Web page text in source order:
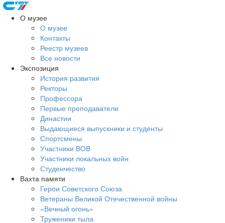
О музее
О музее
Контакты
Реестр музеев
Все новости
Экспозиция
История развития
Ректоры
Профессора
Первые преподаватели
Династии
Выдающиеся выпускники и студенты
Спортсмены
Участники ВОВ
Участники локальных войн
Студенчество
Вахта памяти
Герои Советского Союза
Ветераны Великой Отечественной войны
«Вечный огонь»
Труженики тыла